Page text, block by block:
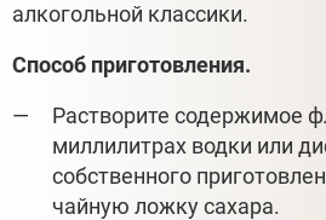
алкогольной классики.
Способ приготовления.
Растворите содержимое
миллилитрах водки или
собственного
чайную ложку сахара.